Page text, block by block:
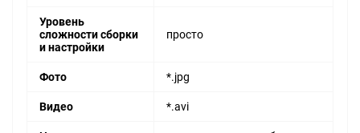
Уровень
сложности сборки
и настройки
просто
Фото *.jpg
Видео *.avi